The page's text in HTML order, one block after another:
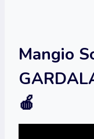
Mangio
🍎